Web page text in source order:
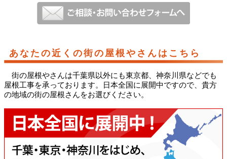
あなたの近くの街の屋根やさんはこちら
街の屋根やさんは千葉県以外にも東京都、神奈川県などでも
屋根工事を承っております。日本全国に展開中ですので、貴方
の地域の街の屋根さんをお選びください。